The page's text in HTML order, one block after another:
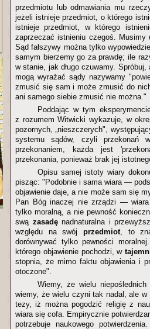
przedmiotu lub odmawiania mu
jeżeli istnieje przedmiot, o którego
istnieje przedmiot, w którego
zaprzeczać istnieniu czegoś. Musimy
Sąd fałszywy można tylko
samym bierzemy go za prawdę; ile
w stanie, jak długo czuwamy.
mogą wyrażać sądy nazywamy
zmusić się sam i może zmusić do
ani samego siebie zmusić nie można."
Poddając w tym
z rozumem Witwicki wykazuje, w
pozornych, „nieszczerych",
systemu sądów, czyli przekonań
przekonaniem, każda jest
przekonania, ponieważ brak jej
Opisu samej istoty wiary
pisząc: "Podobnie i sama wiara —
objawienie daje, a nie może sam się
Pan Bóg inaczej nie zrządzi — wiara
tylko moralną, a nie pewność
swą zasadęnadnaturalna i
względu na swój przedmiot, to
dorównywać tylko pewności
którego objawienie pochodzi, w
stopnia, że mimo faktu objawienia i
otoczone".
Wiemy, że wielu
wiemy, że wielu czyni tak nadal, ale w
tezy, iż można pogodzić religię z
wiara się cofa. Empirycznie
potrzebuje naukowego